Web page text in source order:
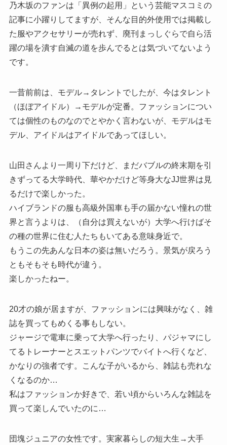
乃木坂のファンは「異例の起用」という芸能マスコミの
記事に小躍りしてますが、そんな目的外使用では掲載し
た服やアクセサリーが売れず、廃刊まっしぐらで自ら活
躍の場を潰す自滅の道を歩んでるとは気づいてないよう
です。
一昔前前は、モデル→タレントでしたが、今はタレント
（ほぼアイドル）→モデルが定番。ファッションについ
ては個性のものなのでとやかく言わないが、モデルはモ
デル、アイドルはアイドルであってほしい。
山田さんより一周り下だけど、まだバブルの終末期を引
きずってる大学時代、華やかだけど等身大なJJ世界は見
るだけで楽しかった。
ハイブランドの服も高級外国車も手の届かない憧れの世
界と言うよりは、（自分は買えないが）大学へ行けばそ
の種の世界に住む人たちもいてある意味身近で。
もうこの先あんな日本の姿は無いだろう。景気が戻ろう
ともそもそも時代が違う。
楽しかったねー。
20才の娘が居ますが、ファッションには興味がなく、雑
誌を買ってもめくる事もしない。
ジャージで電車に乗って大学へ行ったり、パジャマにし
てるトレーナーとスエットパンツでバイトへ行くなど、
かなりの強者です。こんな子がいるから、雑誌も売れな
くなるのか…
私はファッションか好きで、若い頃からいろんな雑誌を
買って楽しんでいたのに…
団塊ジュニアの女性です。実家暮らしの短大生→大手